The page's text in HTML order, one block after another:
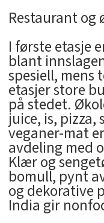
Restaurant
I første etasje
blant
spesiell, mens
etasjer store
på stedet.
juice, is, pizza,
veganer-mat
avdeling med
Klær og
bomull, pynt
og dekorative
India gir